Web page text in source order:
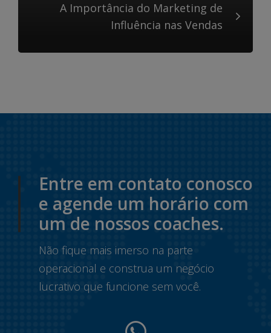
A Importância do Marketing de
Influência nas Vendas
Entre em contato conosco
e agende um horário com
um de nossos coaches.
Não fique mais imerso na parte
operacional e construa um negócio
lucrativo que funcione sem você.